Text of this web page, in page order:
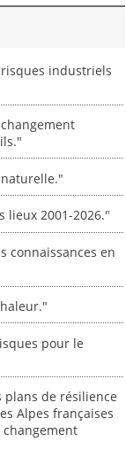
industriels
lieux 2001-2026."
connaissances en
pour le
de résilience
Alpes françaises